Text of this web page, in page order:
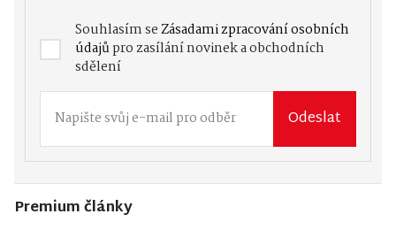
Souhlasím seZásadami zpracování osobních
údajůpro zasílání novinek a obchodních
sdělení
Odeslat
Premium články